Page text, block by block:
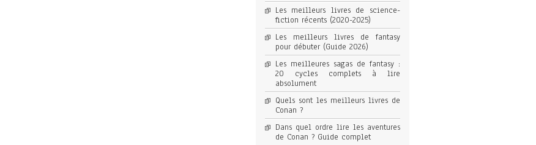
Les meilleurs livres de science-
fiction récents (2020-2025)
Les meilleurs livres de fantasy
pour débuter (Guide 2026)
Les meilleures sagas de fantasy :
20 cycles complets à lire
absolument
Quels sont les meilleurs livres de
Conan ?
Dans quel ordre lire les aventures
de Conan ? Guide complet